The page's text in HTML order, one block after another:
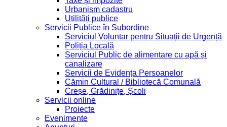
Urbanism cadastru
Utilități publice
Servicii Publice în Subordine
Serviciul Voluntar pentru Situații de Urgență
Poliția Locală
Serviciul Public de alimentare cu apă și
canalizare
Servicii de Evidența Persoanelor
Cămin Cultural / Bibliotecă Comunală
Creșe, Grădinițe, Școli
Servicii online
Proiecte
Evenimente